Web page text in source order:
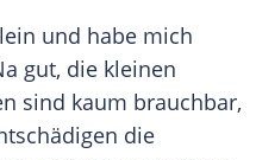
und habe mich
gut, die kleinen
sind kaum brauchbar,
die